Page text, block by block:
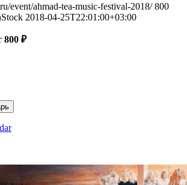
event/ahmad-tea-music-festival-2018/ 800
2018-04-25T22:01:00+03:00
800 ₽